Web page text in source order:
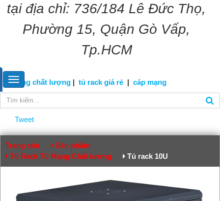
tại địa chỉ: 736/184 Lê Đức Thọ,
Phường 15, Quận Gò Vấp,
Tp.HCM
tủ mạng chất lượng | tủ rack giá rẻ | cáp mạng
Tweet
Trang chủ
Sản phẩm
Tủ Rack Tủ Mạng Chất lượng
Tủ rack 10U